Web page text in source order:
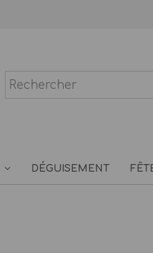
DÉGUISEMENT